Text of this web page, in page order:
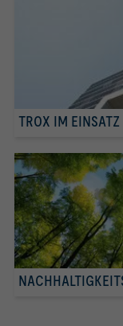
TROX IM EINSATZ